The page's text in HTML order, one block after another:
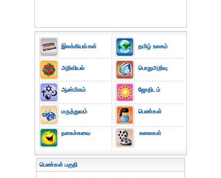
இலக்கியங்கள்
அறிவியல்
ஆன்மிகம்
மருத்துவம்
நகைச்சுவை
தமிழ் உலகம்
பொதுஅறிவு
ஜோதிடம்
பெண்கள்
கலைகள்
பெண்கள் பகுதி